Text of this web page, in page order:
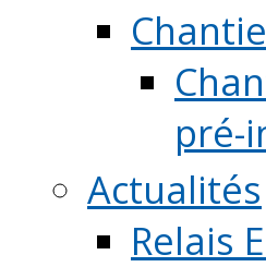
pré-
Actualités
Relais